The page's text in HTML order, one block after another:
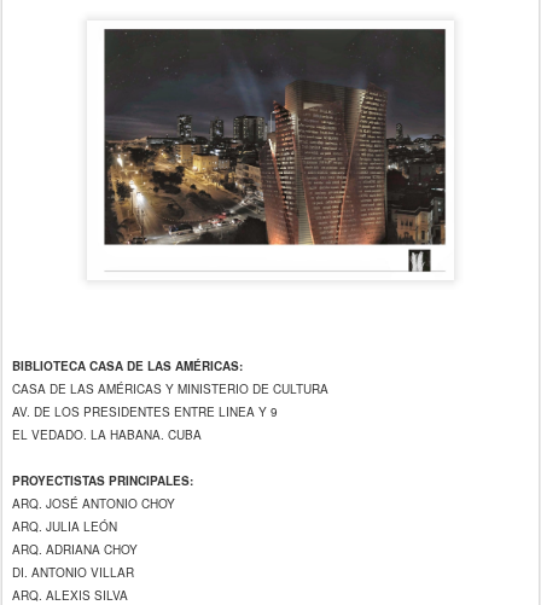
BIBLIOTECA CASA DE LAS AMÉRICAS:
CASA DE LAS AMÉRICAS Y MINISTERIO DE CULTURA
AV. DE LOS PRESIDENTES ENTRE LINEA Y 9
EL VEDADO. LA HABANA. CUBA
PROYECTISTAS PRINCIPALES:
ARQ. JOSÉ ANTONIO CHOY
ARQ. JULIA LEÓN
ARQ. ADRIANA CHOY
DI. ANTONIO VILLAR
ARQ. ALEXIS SILVA